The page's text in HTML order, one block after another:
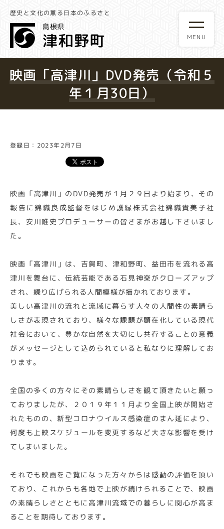
歴史と文化の薫る日本のふるさと
映画「高津川」DVD発売（令和５
年１月30日）
登録日：2023年2月7日
映画「高津川」のDVD発売が１月２９日より始まり、その
報告に錦織良成監督をはじめ護縁株式会社錦織貴美子社
長、安川唯史プロデューサーの皆さまがお越し下さいまし
た。
映画「高津川」は、吉賀町、津和野町、益田市を流れる高
津川を舞台に、伝統芸能である石見神楽がクローズアップ
され、繰り広げられる人間模様が描かれております。
美しい高津川の流れと流域に暮らす人々の人間性の素晴ら
しさが表現されており、様々な課題が顕在化している現代
社会において、豊かな自然を大切にし共存することの意義
がメッセージとして込められていると私なりに理解してお
ります。
全国の多くの方々にその素晴らしさを観て頂きたいと願っ
ておりましたが、２０１９年１１月より全国上映が開始さ
れたものの、新型コロナウイルス感染症のまん延により、
何度も上映スケジュールを変更するなど大きな影響を受け
てしまいました。
それでも映画をご覧になった方々からは感動の評価を頂い
ており、これからも各地で上映が続けられることで、映画
の素晴らしさとともに高津川流域での暮らしに関心が高ま
ることを期待しております。